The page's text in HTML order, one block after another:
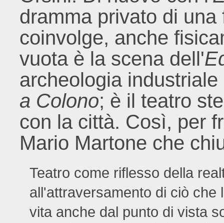
dramma privato di
coinvolge, anche
vuota è la scena dell'
archeologia
a Colono; è il teatro
con la città. Così, per
Mario Martone che
Teatro come riflesso della
all'attraversamento di ciò che
vita anche dal punto di vista